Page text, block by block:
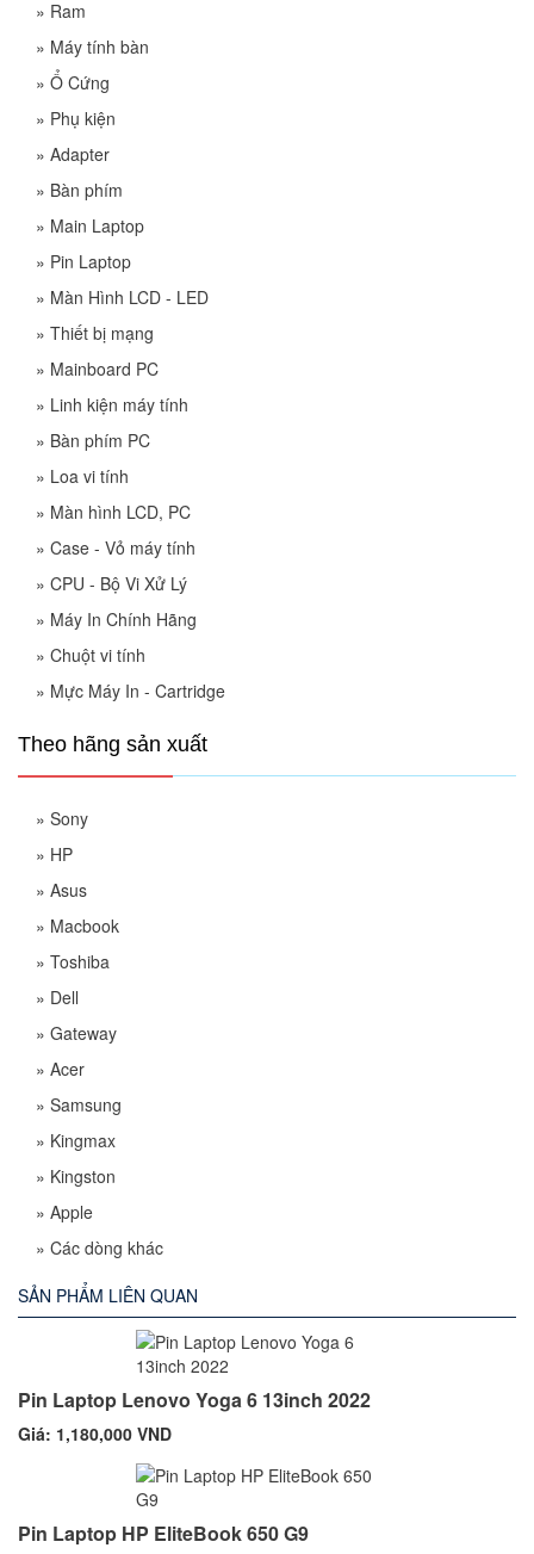
» Ram
» Máy tính bàn
» Ổ Cứng
» Phụ kiện
» Adapter
» Bàn phím
» Main Laptop
» Pin Laptop
» Màn Hình LCD - LED
» Thiết bị mạng
» Mainboard PC
» Linh kiện máy tính
» Bàn phím PC
» Loa vi tính
» Màn hình LCD, PC
» Case - Vỏ máy tính
» CPU - Bộ Vi Xử Lý
» Máy In Chính Hãng
» Chuột vi tính
» Mực Máy In - Cartridge
Theo hãng sản xuất
» Sony
» HP
» Asus
» Macbook
» Toshiba
» Dell
» Gateway
» Acer
» Samsung
» Kingmax
» Kingston
» Apple
» Các dòng khác
SẢN PHẨM LIÊN QUAN
Pin Laptop Lenovo Yoga 6 13inch 2022
Giá: 1,180,000 VND
Pin Laptop HP EliteBook 650 G9